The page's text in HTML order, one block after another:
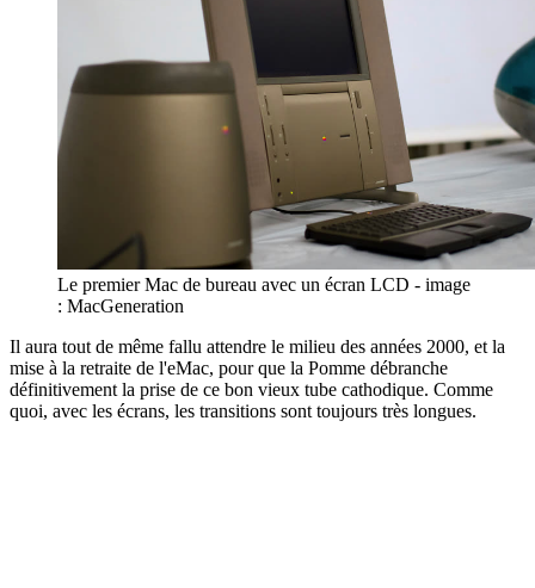
Le premier Mac de bureau avec un écran LCD - image
: MacGeneration
Il aura tout de même fallu attendre le milieu des années 2000, et la
mise à la retraite de l'eMac, pour que la Pomme débranche
définitivement la prise de ce bon vieux tube cathodique. Comme
quoi, avec les écrans, les transitions sont toujours très longues.